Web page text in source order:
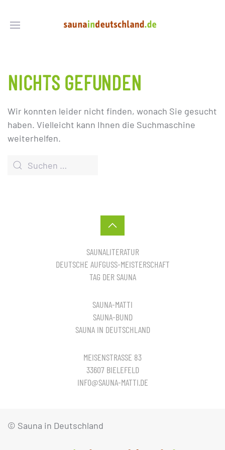
NICHTS GEFUNDEN
Wir konnten leider nicht finden, wonach Sie gesucht
haben. Vielleicht kann Ihnen die Suchmaschine
weiterhelfen.
SAUNALITERATUR
DEUTSCHE AUFGUSS-MEISTERSCHAFT
TAG DER SAUNA
SAUNA-MATTI
SAUNA-BUND
SAUNA IN DEUTSCHLAND
MEISENSTRASSE 83
33607 BIELEFELD
INFO@SAUNA-MATTI.DE
© Sauna in Deutschland